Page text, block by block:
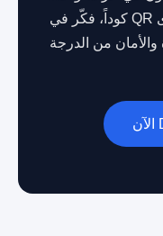
اقتصادية. فالمرة القادمة حين ترى QR كوداً، فكّر في
والأمان من الدرجة